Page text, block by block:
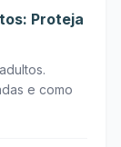
Proteja
e como